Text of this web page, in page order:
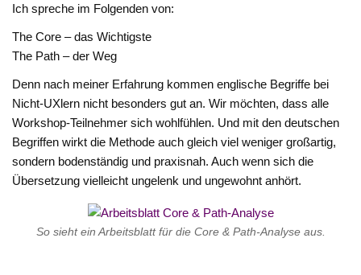
Ich spreche im Folgenden von:
The Core – das Wichtigste
The Path – der Weg
Denn nach meiner Erfahrung kommen englische Begriffe bei
Nicht-UXlern nicht besonders gut an. Wir möchten, dass alle
Workshop-Teilnehmer sich wohlfühlen. Und mit den deutschen
Begriffen wirkt die Methode auch gleich viel weniger großartig,
sondern bodenständig und praxisnah. Auch wenn sich die
Übersetzung vielleicht ungelenk und ungewohnt anhört.
So sieht ein Arbeitsblatt für die Core & Path-Analyse aus.